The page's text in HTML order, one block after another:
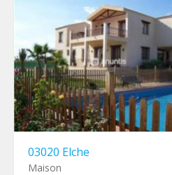
03020 Elche
Maison